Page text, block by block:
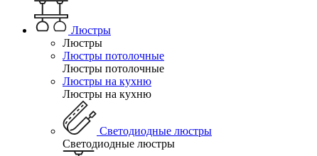
Люстры
Люстры
Люстры потолочные
Люстры потолочные
Люстры на кухню
Люстры на кухню
Светодиодные люстры
Светодиодные люстры